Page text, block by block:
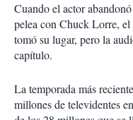
Cuando el actor
pelea con Chuck Lorre, el
tomó su lugar, pero la
capítulo.
La temporada más
millones de televidentes